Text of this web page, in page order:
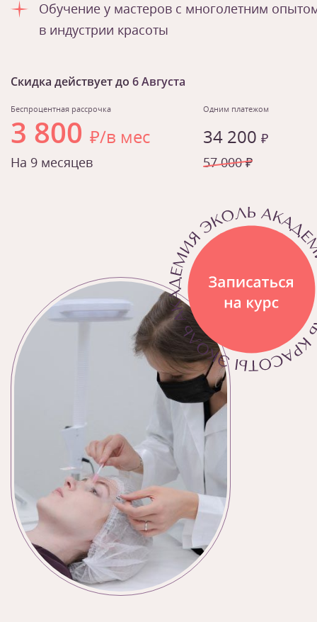
Обучение у мастеров с многолетним
в индустрии красоты
Скидка действует до 6 Августа
Беспроцентная рассрочка
3 800 ₽/в мес
На 9 месяцев
Одним платежом
34 200 ₽
57 000 ₽